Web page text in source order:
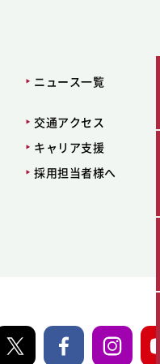
ニュース一覧
交通アクセス
キャリア支援
採用担当者様へ